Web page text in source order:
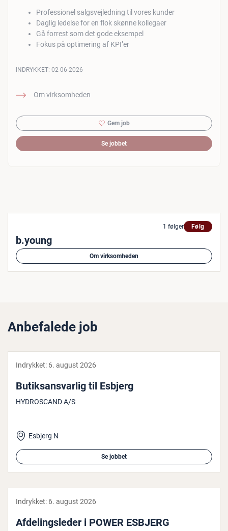
Professionel salgsvejledning til vores kunder
Daglig ledelse for en flok skønne kollegaer
Gå forrest som det gode eksempel
Fokus på optimering af KPI’er
Om virksomheden
INDRYKKET: 02-06-2026
Gem job
Se jobbet
1 følger Følg
b.young
Om virksomheden
Anbefalede job
Indrykket: 6. august 2026
Bu­tiks­ansvar­lig til Esbjerg
HYDROSCAND A/S
Esbjerg N
Se jobbet
Indrykket: 6. august 2026
Af­de­lings­le­der i POWER ESBJERG